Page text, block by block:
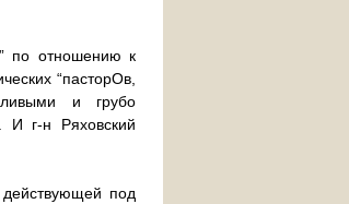
по отношению к
“пасторОв,
и грубо
И г-н Ряховский
действующей под